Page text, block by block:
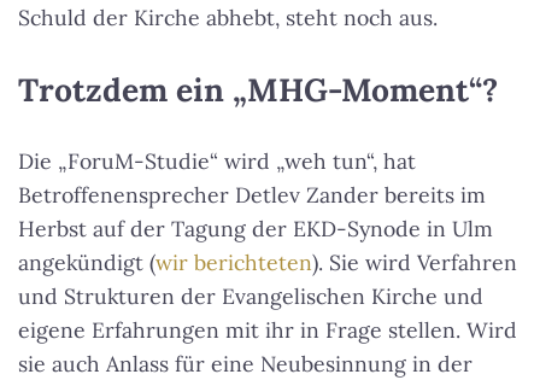
Schuld der Kirche abhebt, steht noch aus.
Trotzdem ein „MHG-Moment“?
Die „ForuM-Studie“ wird „weh tun“, hat
Betroffenensprecher Detlev Zander bereits im
Herbst auf der Tagung der EKD-Synode in Ulm
angekündigt (wir berichteten). Sie wird Verfahren
und Strukturen der Evangelischen Kirche und
eigene Erfahrungen mit ihr in Frage stellen. Wird
sie auch Anlass für eine Neubesinnung in der